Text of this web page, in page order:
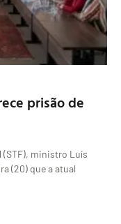
prisão de
(STF), ministro Luís
(20) que a atual